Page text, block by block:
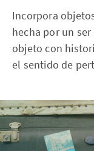
Incorpora
hecha por un
objeto con
el sentido de